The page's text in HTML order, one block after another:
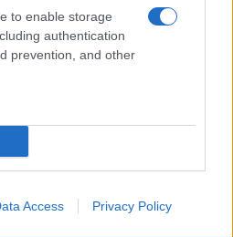
to enable storage
authentication
prevention, and other
Access Privacy Policy